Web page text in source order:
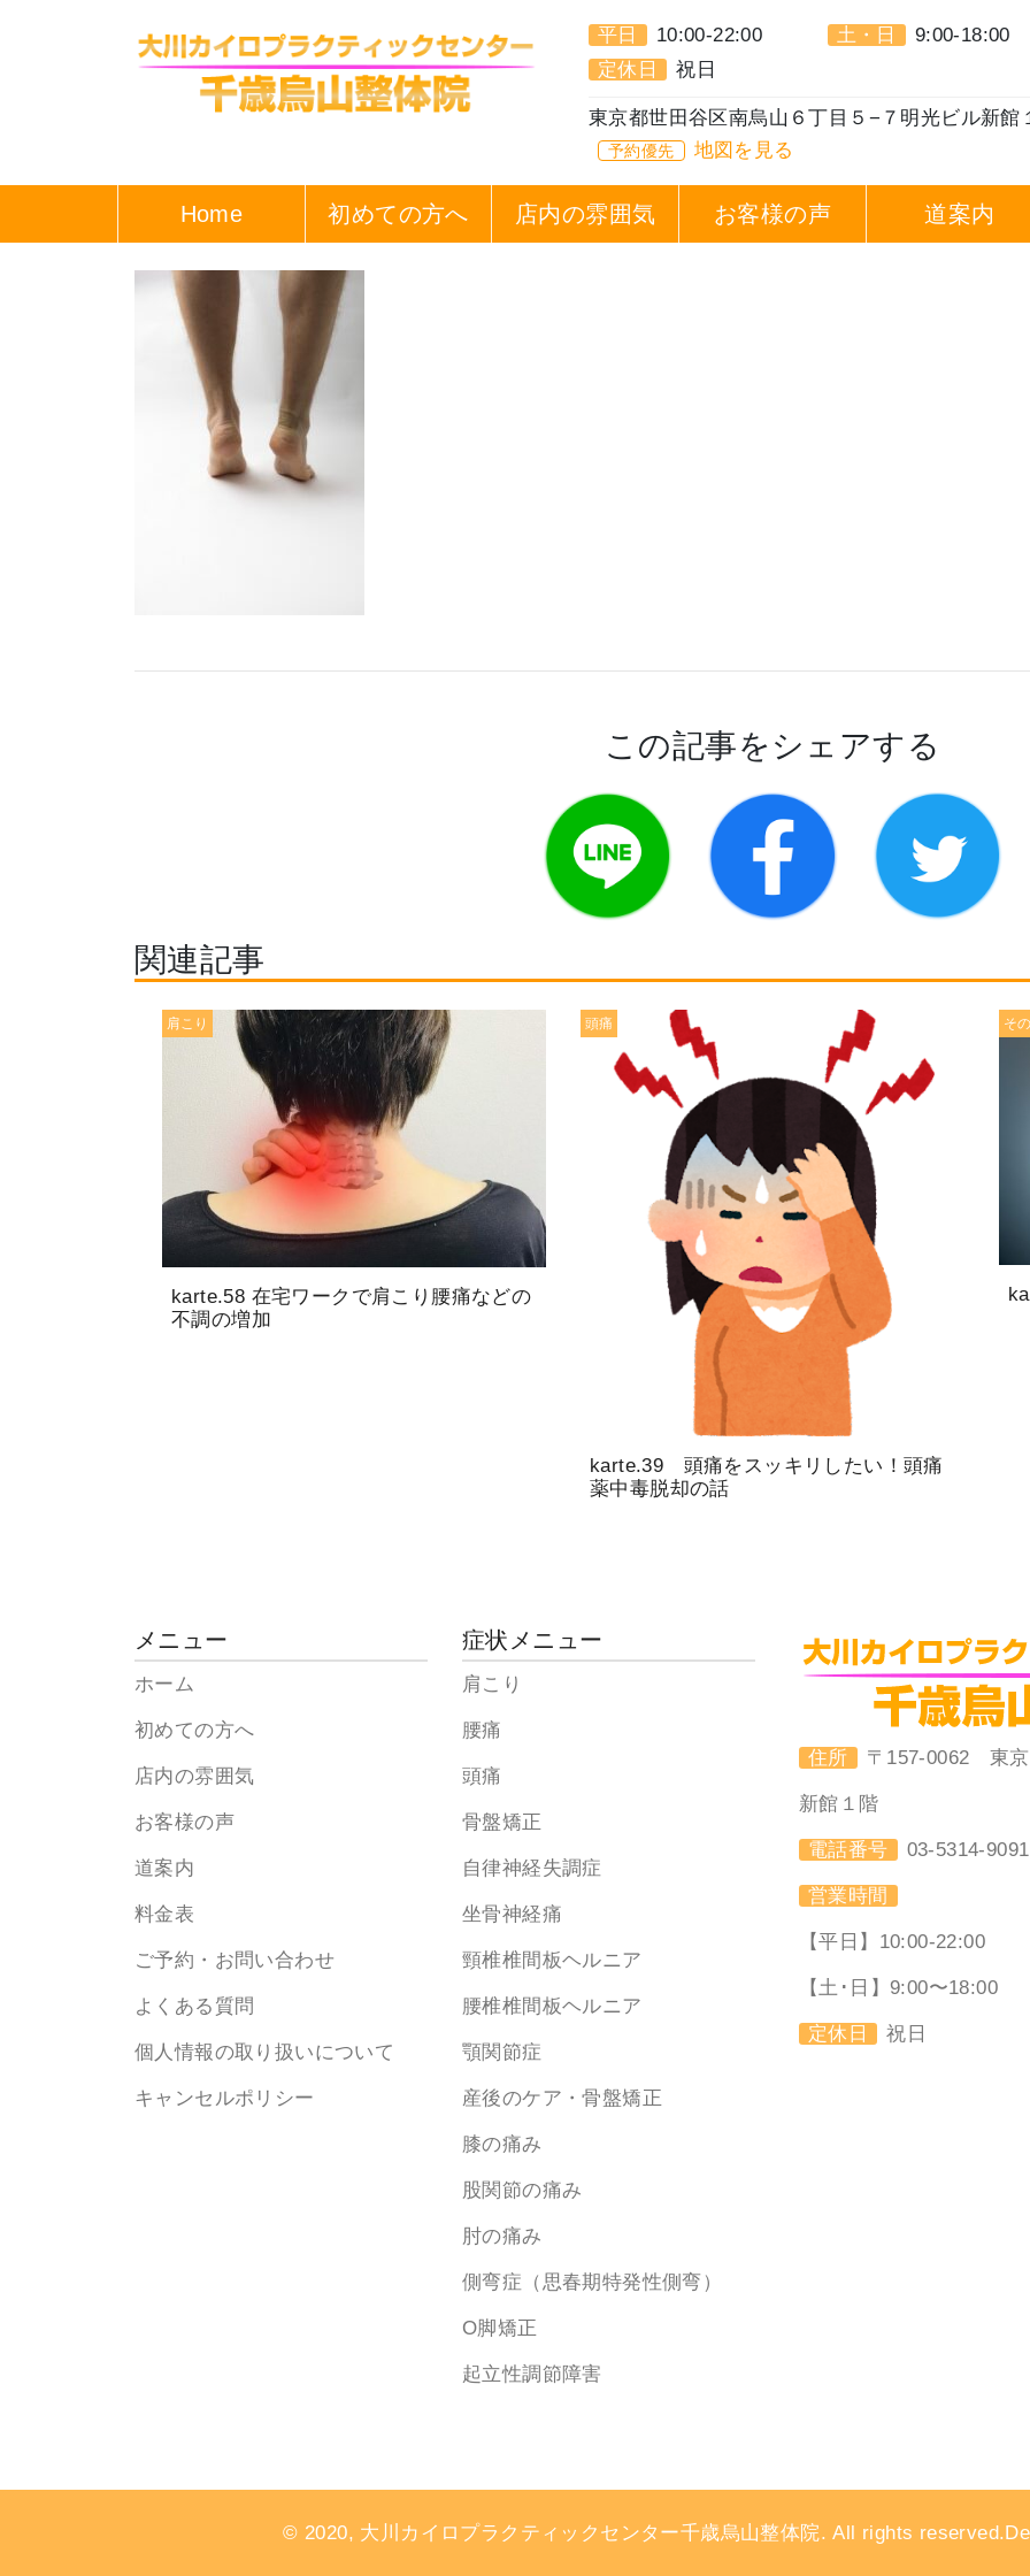
平日 10:00-22:00 土・日
9:00-18:00
定休日
祝日
東京都世田谷区南烏山６丁目５−７明光ビル新館
予約優先 地図を見る
Home 初めての方へ 店内の雰囲気 お客様の声 道案内
この記事をシェアする
関連記事
肩こり
karte.58 在宅ワークで肩こり腰痛などの
不調の増加
頭痛
karte.39 頭痛をスッキリしたい！頭痛
薬中毒脱却の話
そ
メニュー
ホーム
初めての方へ
店内の雰囲気
お客様の声
道案内
料金表
ご予約・お問い合わせ
よくある質問
個人情報の取り扱いについて
キャンセルポリシー
症状メニュー
肩こり
腰痛
頭痛
骨盤矯正
自律神経失調症
坐骨神経痛
頸椎椎間板ヘルニア
腰椎椎間板ヘルニア
顎関節症
産後のケア・骨盤矯正
膝の痛み
股関節の痛み
肘の痛み
側弯症（思春期特発性側弯）
O脚矯正
起立性調節障害
住所 〒157-0062 東京
新館１階
電話番号 03-5314-9091
営業時間
【平日】10:00-22:00
【土･日】9:00〜18:00
定休日 祝日
© 2020, 大川カイロプラクティックセンター千歳烏山整体院. All rights